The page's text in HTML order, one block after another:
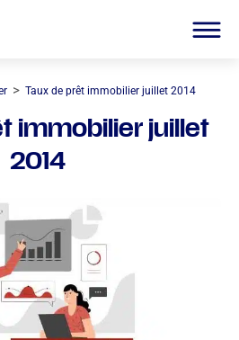
> Taux de prêt immobilier juillet 2014
immobilier juillet
2014